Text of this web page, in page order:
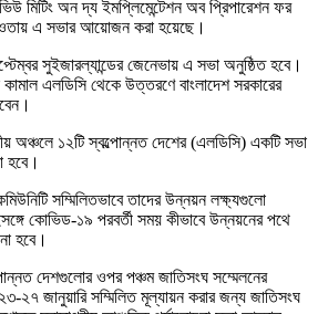
মিটিং অন দ্য ইমপ্লিমেন্টেশন অব প্রিপারেশন ফর
এ সভার আয়োজন করা হয়েছে।
সুইজারল্যান্ডের জেনেভায় এ সভা অনুষ্ঠিত হবে।
এলডিসি থেকে উত্তরণে বাংলাদেশ সরকারের
অঞ্চলে ১২টি স্বল্পোন্নত দেশের (এলডিসি) একটি সভা
হবে।
সম্মিলিতভাবে তাদের উন্নয়ন লক্ষ্যগুলো
কোভিড-১৯ পরবর্তী সময় কীভাবে উন্নয়নের পথে
হবে।
দেশগুলোর ওপর পঞ্চম জাতিসংঘ সম্মেলনের
২৭ জানুয়ারি সম্মিলিত মূল্যায়ন করার জন্য জাতিসংঘ